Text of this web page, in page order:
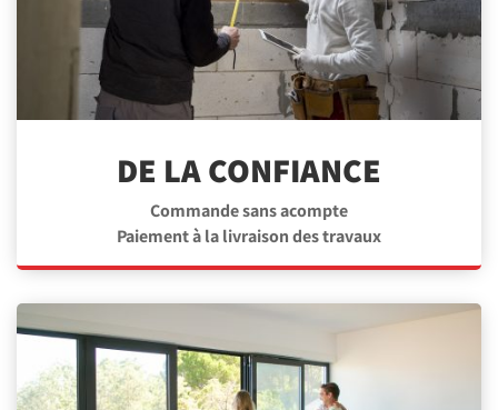
DE LA CONFIANCE
Commande sans acompte
Paiement à la livraison des travaux